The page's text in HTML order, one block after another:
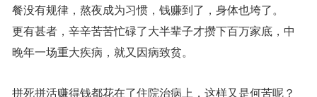
餐没有规律，熬夜成为习惯，钱赚到了，身体也垮了。
更有甚者，辛辛苦苦忙碌了大半辈子才攒下百万家底，中
晚年一场重大疾病，就又因病致贫。
拼死拼活赚得钱都花在了住院治病上，这样又是何苦呢？